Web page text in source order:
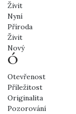
Živit
Nyní
Příroda
Živit
Nový
Ó
Otevřenost
Příležitost
Originalita
Pozorování